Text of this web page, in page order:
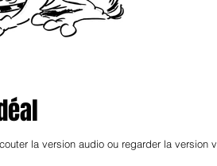
la version audio ou regarder la version